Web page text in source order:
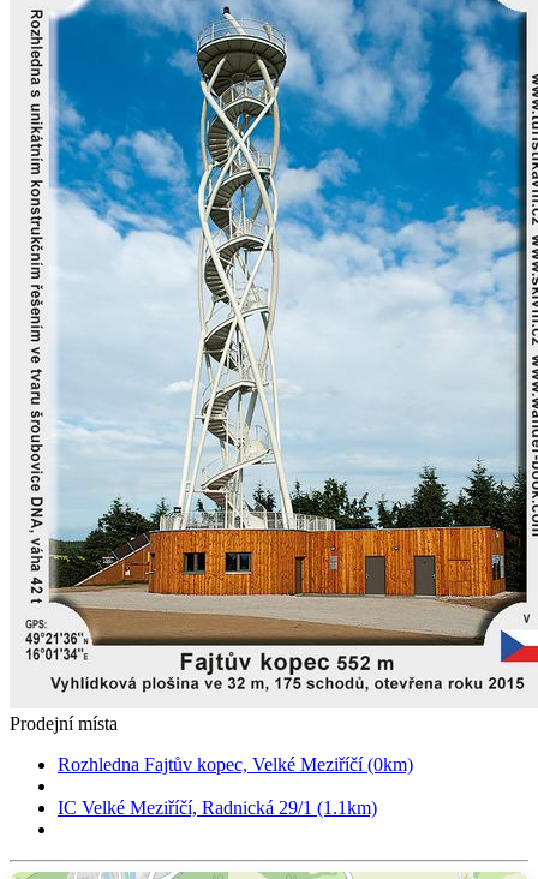
Prodejní místa
Rozhledna Fajtův kopec, Velké Meziříčí (0km)
IC Velké Meziříčí, Radnická 29/1 (1.1km)